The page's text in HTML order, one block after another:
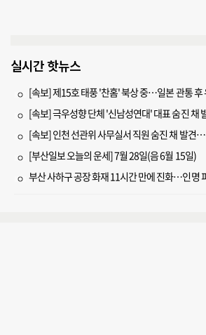
실시간 핫뉴스
[속보] 제15호 태풍 '찬홈' 북상 중…일본 관통 후
[속보] 극우성향 단체 '신남성연대' 대표 숨진 채
[속보] 인천 선관위 사무실서 직원 숨진 채 발견
[부산일보 오늘의 운세] 7월 28일(음 6월 15일)
부산 사하구 공장 화재 11시간 만에 진화…인명